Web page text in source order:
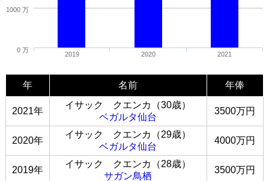
2019 2020 2021
0 万
1000 万
年 名前 年俸
2021年
イサック クエンカ（30歳）
ベガルタ仙台
3500万円
2020年
イサック クエンカ（29歳）
ベガルタ仙台
4000万円
2019年
イサック クエンカ（28歳）
サガン鳥栖
3500万円